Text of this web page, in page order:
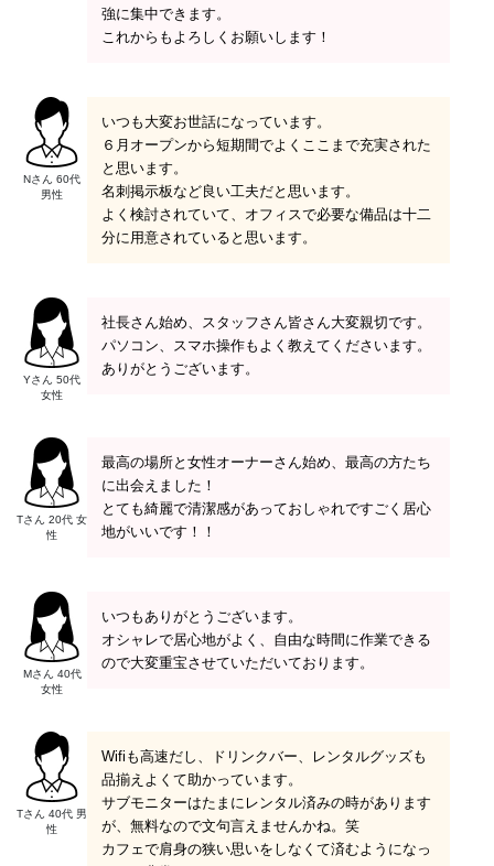
強に集中できます。
これからもよろしくお願いします！
Nさん 60代
男性
いつも大変お世話になっています。
６月オープンから短期間でよくここまで充実された
と思います。
名刺掲示板など良い工夫だと思います。
よく検討されていて、オフィスで必要な備品は十二
分に用意されていると思います。
Yさん 50代
女性
社長さん始め、スタッフさん皆さん大変親切です。
パソコン、スマホ操作もよく教えてくださいます。
ありがとうございます。
Tさん 20代 女
性
最高の場所と女性オーナーさん始め、最高の方たち
に出会えました！
とても綺麗で清潔感があっておしゃれですごく居心
地がいいです！！
Mさん 40代
女性
いつもありがとうございます。
オシャレで居心地がよく、自由な時間に作業できる
ので大変重宝させていただいております。
Tさん 40代 男
性
Wifiも高速だし、ドリンクバー、レンタルグッズも
品揃えよくて助かっています。
サブモニターはたまにレンタル済みの時があります
が、無料なので文句言えませんかね。笑
カフェで肩身の狭い思いをしなくて済むようになっ